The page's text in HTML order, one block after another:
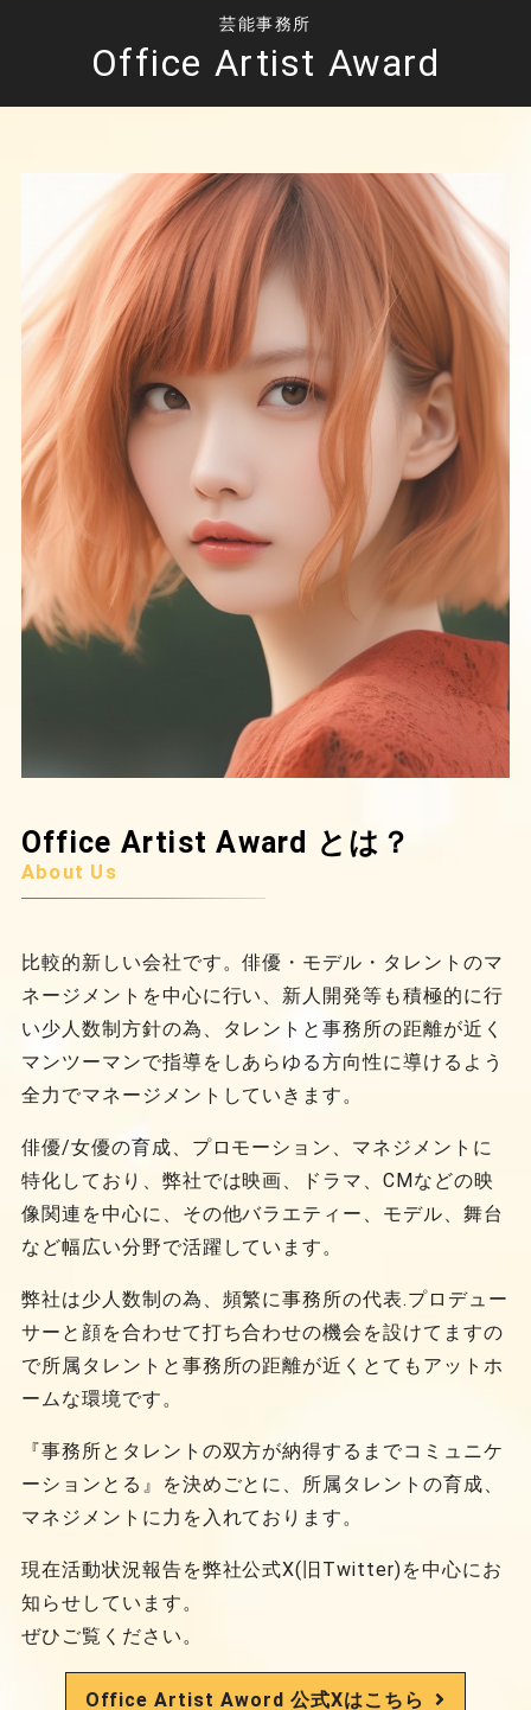
芸能事務所
Office Artist Award
Office Artist Award とは？
About Us
比較的新しい会社です。俳優・モデル・タレントのマ
ネージメントを中心に行い、新人開発等も積極的に行
い少人数制方針の為、タレントと事務所の距離が近く
マンツーマンで指導をしあらゆる方向性に導けるよう
全力でマネージメントしていきます。
俳優/女優の育成、プロモーション、マネジメントに
特化しており、弊社では映画、ドラマ、CMなどの映
像関連を中心に、その他バラエティー、モデル、舞台
など幅広い分野で活躍しています。
弊社は少人数制の為、頻繁に事務所の代表.プロデュー
サーと顔を合わせて打ち合わせの機会を設けてますの
で所属タレントと事務所の距離が近くとてもアットホ
ームな環境です。
『事務所とタレントの双方が納得するまでコミュニケ
ーションとる』を決めごとに、所属タレントの育成、
マネジメントに力を入れております。
現在活動状況報告を弊社公式X(旧Twitter)を中心にお
知らせしています。
ぜひご覧ください。
Office Artist Aword 公式Xはこちら